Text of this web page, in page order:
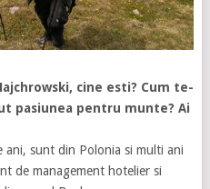
cine esti? Cum te-
pasiunea pentru munte? Ai
ani, sunt din Polonia si multi ani
de management hotelier si